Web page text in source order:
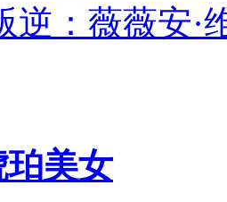
逆：薇薇安·
美女